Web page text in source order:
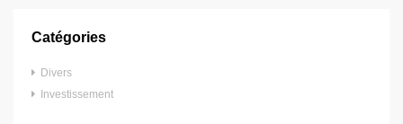
Catégories
Divers
Investissement